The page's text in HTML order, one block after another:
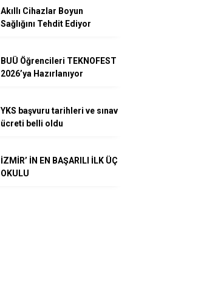
Akıllı Cihazlar Boyun
Sağlığını Tehdit Ediyor
BUÜ Öğrencileri TEKNOFEST
2026’ya Hazırlanıyor
YKS başvuru tarihleri ve sınav
ücreti belli oldu
İZMİR’ İN EN BAŞARILI İLK ÜÇ
OKULU